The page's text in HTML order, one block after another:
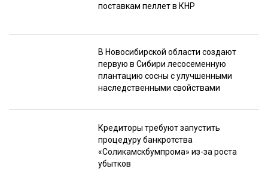
поставкам пеллет в КНР
В Новосибирской области создают
первую в Сибири лесосеменную
плантацию сосны с улучшенными
наследственными свойствами
Кредиторы требуют запустить
процедуру банкротства
«Соликамскбумпрома» из-за роста
убытков